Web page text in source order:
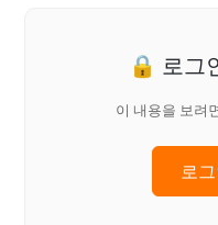
🔒 로그
이 내용을 보려
로